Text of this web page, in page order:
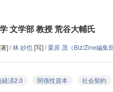
文学部 教授 荒谷大輔氏
] /林 紗也[写] /栗原 茂（Biz/Zine編集
経済2.0 関係性資本 社会契約